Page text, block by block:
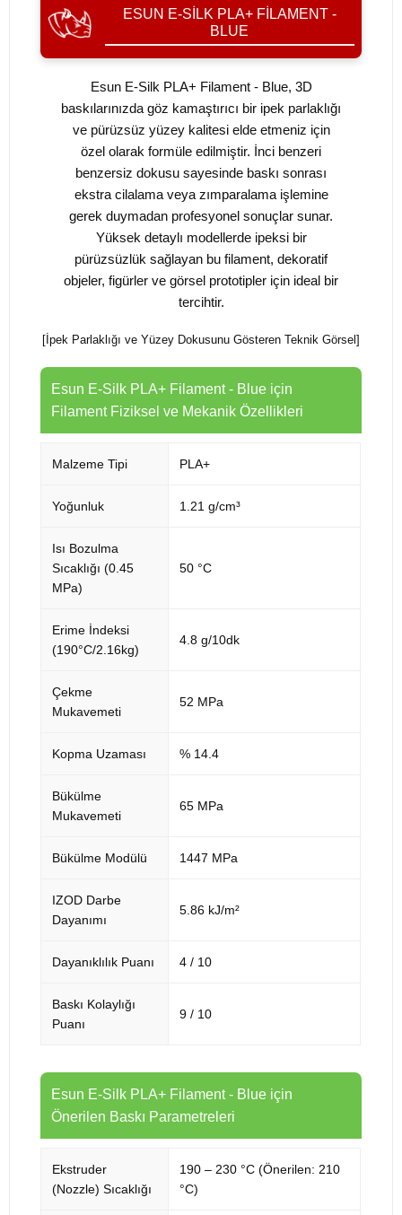
ESUN E-SILK PLA+ FILAMENT -
BLUE
Esun E-Silk PLA+ Filament - Blue, 3D
baskılarınızda göz kamaştırıcı bir ipek parlaklığı
ve pürüzsüz yüzey kalitesi elde etmeniz için
özel olarak formüle edilmiştir. İnci benzeri
benzersiz dokusu sayesinde baskı sonrası
ekstra cilalama veya zımparalama işlemine
gerek duymadan profesyonel sonuçlar sunar.
Yüksek detaylı modellerde ipeksi bir
pürüzsüzlük sağlayan bu filament, dekoratif
objeler, figürler ve görsel prototipler için ideal bir
tercihtir.
[İpek Parlaklığı ve Yüzey Dokusunu Gösteren Teknik Görsel]
Esun E-Silk PLA+ Filament - Blue için
Filament Fiziksel ve Mekanik Özellikleri
Malzeme Tipi PLA+
Yoğunluk 1.21 g/cm³
Isı Bozulma
Sıcaklığı (0.45
MPa)
50 °C
Erime İndeksi
(190°C/2.16kg)
4.8 g/10dk
Çekme
Mukavemeti
52 MPa
Kopma Uzaması % 14.4
Bükülme
Mukavemeti
65 MPa
Bükülme Modülü 1447 MPa
IZOD Darbe
Dayanımı
5.86 kJ/m²
Dayanıklılık Puanı 4 / 10
Baskı Kolaylığı
Puanı
9 / 10
Esun E-Silk PLA+ Filament - Blue için
Önerilen Baskı Parametreleri
Ekstruder
(Nozzle) Sıcaklığı
190 – 230 °C (Önerilen: 210
°C)